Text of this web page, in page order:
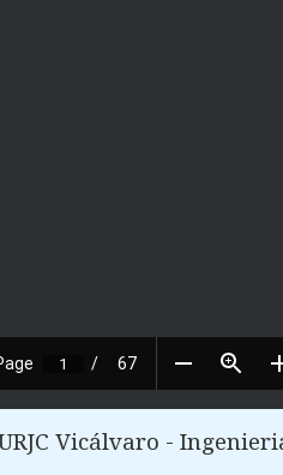
Vicálvaro -